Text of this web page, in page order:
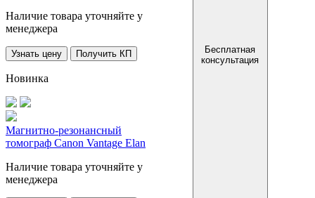
Наличие товара уточняйте у
менеджера
Узнать цену Получить КП
Новинка
Магнитно-резонансный
томограф Canon Vantage Elan
Наличие товара уточняйте у
менеджера
Бесплатная
консультация